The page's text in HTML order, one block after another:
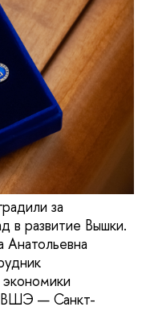
за
в развитие Вышки.
ВШЭ — Санкт-